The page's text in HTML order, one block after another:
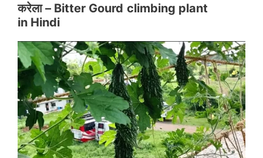
करेला – Bitter Gourd climbing plant
in Hindi